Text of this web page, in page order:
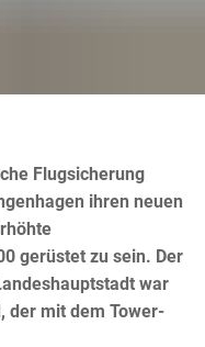
Flugsicherung
ihren neuen
gerüstet zu sein. Der
war
der mit dem Tower-